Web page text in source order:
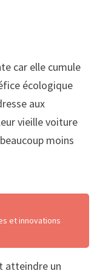
car elle cumule
écologique
aux
vieille voiture
moins
et innovations
atteindre un